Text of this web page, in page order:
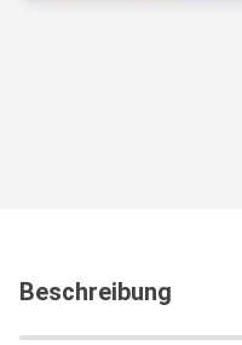
Beschreibung